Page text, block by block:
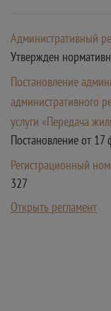
Административный
Утвержден
Постановление
административного
услуги «Передача
Постановление от 17
Регистрационный
327
Открыть регламент